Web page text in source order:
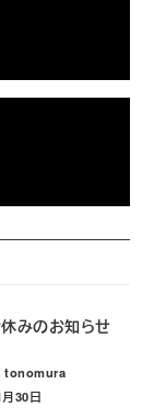
みのお知らせ
tonomura
30日